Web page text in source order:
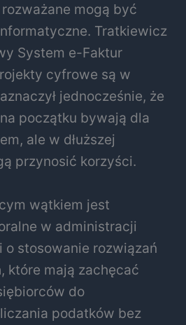
mogą być
Tratkiewicz
System e-Faktur
cyfrowe są w
jednocześnie, że
początku bywają dla
ale w dłuższej
przynosić korzyści.
wątkiem jest
w administracji
o stosowanie rozwiązań
które mają zachęcać
do
podatków bez